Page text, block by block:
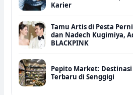
Karier
Tamu Artis di Pesta
dan Nadech Kugimiya,
BLACKPINK
Pepito Market:
Terbaru di Senggigi